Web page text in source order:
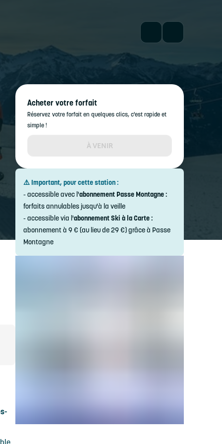
Acheter votre forfait
Réservez votre forfait en quelques clics, c'est rapide et
simple !
À VENIR
⚠️ Important, pour cette station :
- accessible avec l'abonnement Passe Montagne :
forfaits annulables jusqu'à la veille
- accessible via l'abonnement Ski à la Carte :
abonnement à 9 € (au lieu de 29 €) grâce à Passe
Montagne